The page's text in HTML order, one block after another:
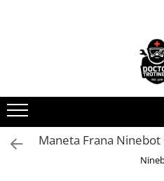
Toate produsele
Piese de schimb
https://
Acceleratie
Maneta Frana